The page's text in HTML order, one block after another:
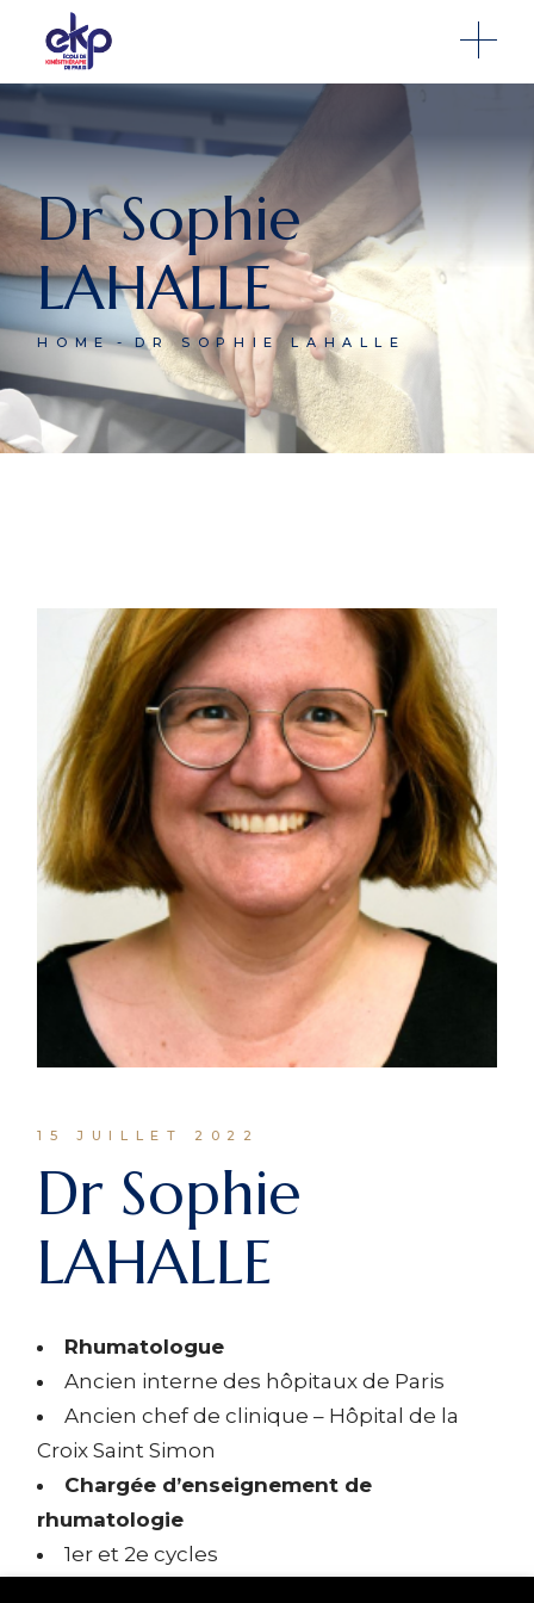
Dr Sophie
LAHALLE
HOME DR SOPHIE LAHALLE
15 JUILLET 2022
Dr Sophie
LAHALLE
Rhumatologue
Ancien interne des hôpitaux de Paris
Ancien chef de clinique – Hôpital de la
Croix Saint Simon
Chargée d’enseignement de
rhumatologie
1er et 2e cycles